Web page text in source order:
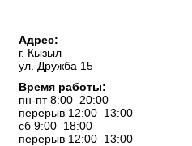
Адрес:
г. Кызыл
ул. Дружба 15
Время работы:
пн-пт 8:00–20:00
перерыв 12:00–13:00
сб 9:00–18:00
перерыв 12:00–13:00